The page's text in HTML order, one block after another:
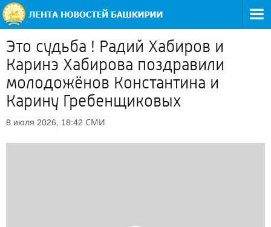
Это судьба ! Радий Хабиров и
Каринэ Хабирова поздравили
молодожёнов Константина и
Карину Гребенщиковых
8 июля 2026, 18:42 СМИ